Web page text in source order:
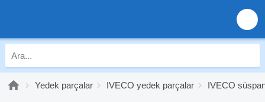
Yedek parçalar IVECO yedek parçalar IVECO